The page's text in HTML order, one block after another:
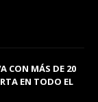
CON MÁS DE 20
EN TODO EL